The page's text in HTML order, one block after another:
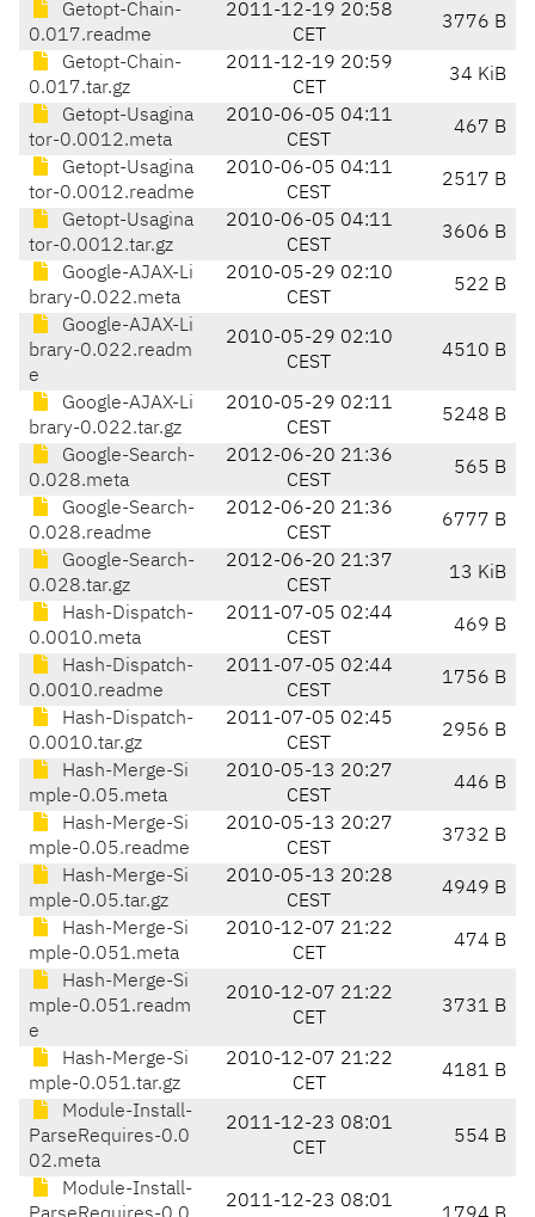
Getopt-Chain-
0.017.readme
2011-12-19 20:58
CET
3776 B
Getopt-Chain-
0.017.tar.gz
2011-12-19 20:59
CET
34 KiB
Getopt-Usagina
tor-0.0012.meta
2010-06-05 04:11
CEST
467 B
Getopt-Usagina
tor-0.0012.readme
2010-06-05 04:11
CEST
2517 B
Getopt-Usagina
tor-0.0012.tar.gz
2010-06-05 04:11
CEST
3606 B
Google-AJAX-Li
brary-0.022.meta
2010-05-29 02:10
CEST
522 B
Google-AJAX-Li
brary-0.022.readm
e
2010-05-29 02:10
CEST
4510 B
Google-AJAX-Li
brary-0.022.tar.gz
2010-05-29 02:11
CEST
5248 B
Google-Search-
0.028.meta
2012-06-20 21:36
CEST
565 B
Google-Search-
0.028.readme
2012-06-20 21:36
CEST
6777 B
Google-Search-
0.028.tar.gz
2012-06-20 21:37
CEST
13 KiB
Hash-Dispatch-
0.0010.meta
2011-07-05 02:44
CEST
469 B
Hash-Dispatch-
0.0010.readme
2011-07-05 02:44
CEST
1756 B
Hash-Dispatch-
0.0010.tar.gz
2011-07-05 02:45
CEST
2956 B
Hash-Merge-Si
mple-0.05.meta
2010-05-13 20:27
CEST
446 B
Hash-Merge-Si
mple-0.05.readme
2010-05-13 20:27
CEST
3732 B
Hash-Merge-Si
mple-0.05.tar.gz
2010-05-13 20:28
CEST
4949 B
Hash-Merge-Si
mple-0.051.meta
2010-12-07 21:22
CET
474 B
Hash-Merge-Si
mple-0.051.readm
e
2010-12-07 21:22
CET
3731 B
Hash-Merge-Si
mple-0.051.tar.gz
2010-12-07 21:22
CET
4181 B
Module-Install-
ParseRequires-0.0
02.meta
2011-12-23 08:01
CET
554 B
Module-Install-
2011-12-23 08:01